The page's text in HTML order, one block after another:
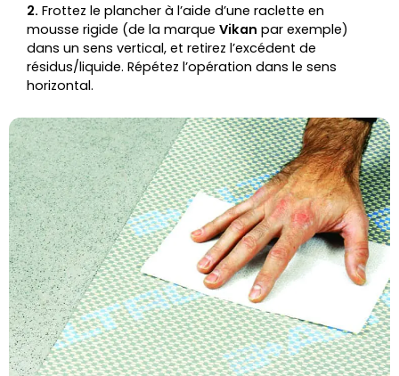
2. Frottez le plancher à l’aide d’une raclette en
mousse rigide (de la marque Vikan par exemple)
dans un sens vertical, et retirez l’excédent de
résidus/liquide. Répétez l’opération dans le sens
horizontal.